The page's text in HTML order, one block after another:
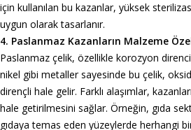
için kullanılan bu kazanlar, yüksek
uygun olarak tasarlanır.
4. Paslanmaz Kazanların Malzeme
Paslanmaz çelik, özellikle korozyon
nikel gibi metaller sayesinde bu çelik,
dirençli hale gelir. Farklı alaşımlar,
hale getirilmesini sağlar. Örneğin, gıda
gıdaya temas eden yüzeylerde herhangi